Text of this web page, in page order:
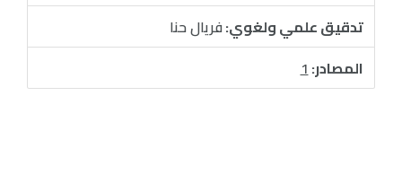
تدقيق علمي ولغوي:فريال حنا
المصادر:1